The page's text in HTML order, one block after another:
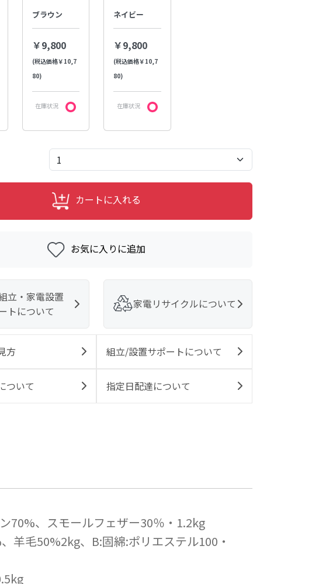
ブラウン
￥9,800
(税込価格￥10,7
80)
在庫状況
ネイビー
￥9,800
(税込価格￥10,7
80)
在庫状況
カートに入れる
お気に入りに追加
立・家電設置
トについて
家電リサイクルについて
方 組立/設置サポートについて
ついて 指定日配達について
、スモールフェザー30％・1.2kg
毛50%2kg、B:固綿:ポリエステル100・